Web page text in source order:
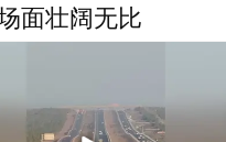
面壮阔无比